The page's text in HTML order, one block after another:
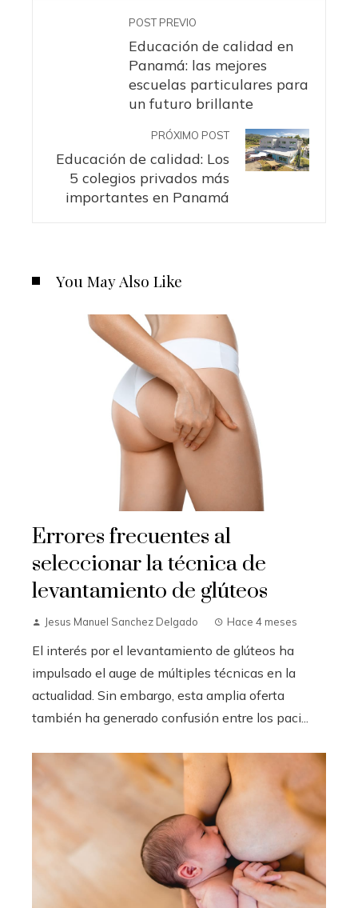
POST PREVIO
Educación de calidad en
Panamá: las mejores
escuelas particulares para
un futuro brillante
PRÓXIMO POST
Educación de calidad: Los
5 colegios privados más
importantes en Panamá
You May Also Like
Errores frecuentes al
seleccionar la técnica de
levantamiento de glúteos
Jesus Manuel Sanchez Delgado Hace 4 meses
El interés por el levantamiento de glúteos ha
impulsado el auge de múltiples técnicas en la
actualidad. Sin embargo, esta amplia oferta
también ha generado confusión entre los paci...